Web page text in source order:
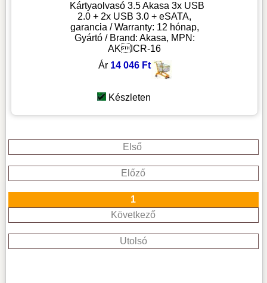
Kártyaolvasó 3.5 Akasa 3x USB
2.0 + 2x USB 3.0 + eSATA,
garancia / Warranty: 12 hónap,
Gyártó / Brand: Akasa, MPN:
AKICR-16
Ár 14 046 Ft
Készleten
Első
Előző
1
Következő
Utolsó